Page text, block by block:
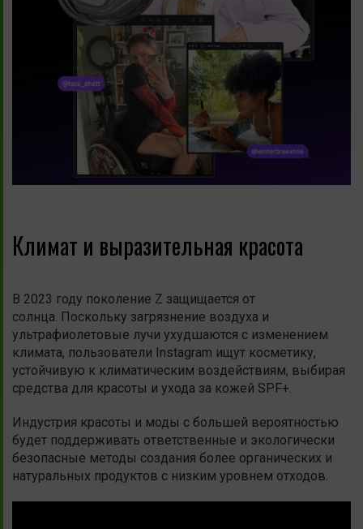
Климат и выразительная красота
В 2023 году поколение Z защищается от
солнца. Поскольку загрязнение воздуха и
ультрафиолетовые лучи ухудшаются с изменением
климата, пользователи Instagram ищут косметику,
устойчивую к климатическим воздействиям, выбирая
средства для красоты и ухода за кожей SPF+.
Индустрия красоты и моды с большей вероятностью
будет поддерживать ответственные и экологически
безопасные методы создания более органических и
натуральных продуктов с низким уровнем отходов.